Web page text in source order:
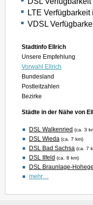
LTE Verfügbarkeit
VDSL
Stadtinfo Ellrich
Unsere Empfehlung
Vorwahl Ellrich
Bundesland
Postleitzahlen
Bezirke
Städte in der Nähe von
DSL Walkenried (ca. 3
DSL Wieda (ca. 7 km)
DSL Bad Sachsa (ca. 7
DSL Ilfeld (ca. 8 km)
DSL Braunlage-
mehr…